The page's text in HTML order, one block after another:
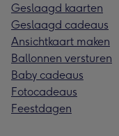
Geslaagd kaarten
Geslaagd cadeaus
Ansichtkaart maken
Ballonnen versturen
Baby cadeaus
Fotocadeaus
Feestdagen